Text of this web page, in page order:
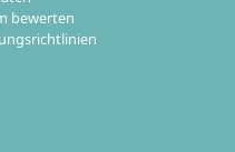
bewerten